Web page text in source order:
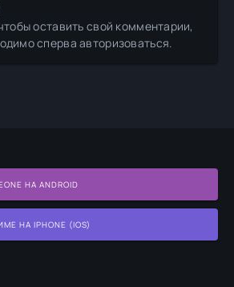
НА ANDROID
НА IPHONE (IOS)
оставить свой комментарии,
сперва авторизоваться.